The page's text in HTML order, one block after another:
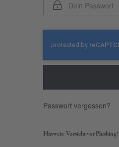
Passwort vergessen?
Hinweis: Vorsicht vor Phishing!